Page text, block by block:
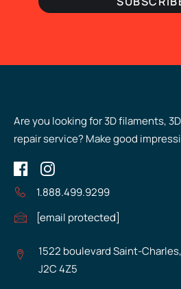
Are you looking for 3D filaments,
repair service? Make good
1.888.499.9299
[email protected]
1522 boulevard Saint-
J2C 4Z5